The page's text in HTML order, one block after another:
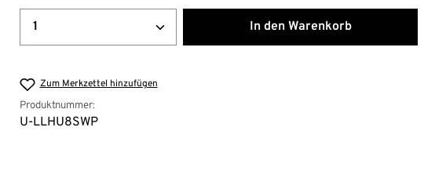
Produkt Anzahl: Gib den gewünschten Wert ein
In den Warenkorb
Zum Merkzettel hinzufügen
Produktnummer:
U-LLHU8SWP